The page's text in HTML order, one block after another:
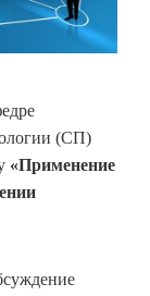
(СП)
«Применение